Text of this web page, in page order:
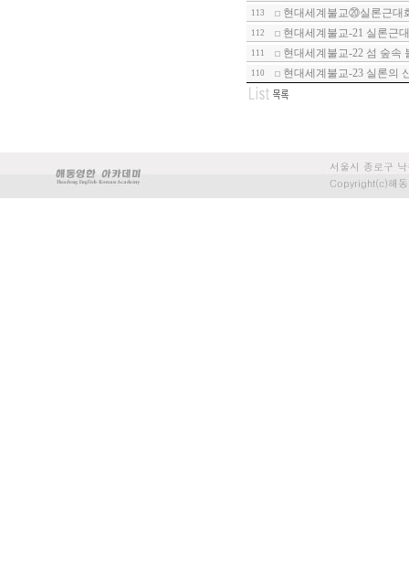
113 현대세계불교⑳실론근대
112 현대세계불교-21 실론근
111 현대세계불교-22 섬 숲속
110 현대세계불교-23 실론의